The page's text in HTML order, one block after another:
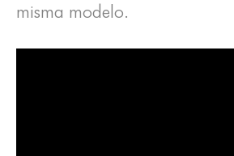
misma modelo.